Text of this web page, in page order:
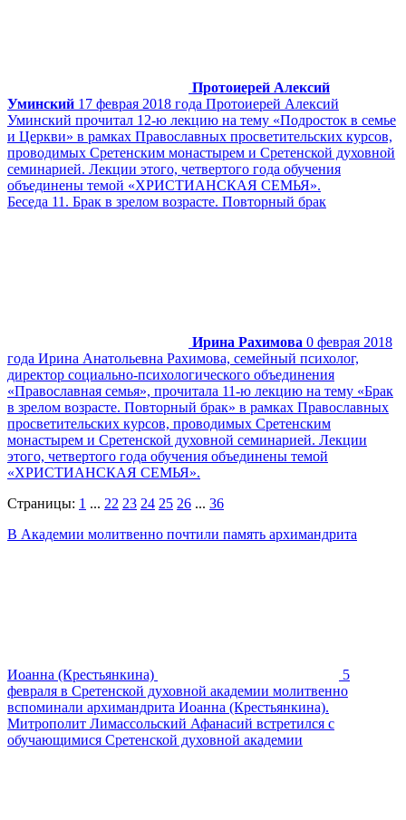
Протоиерей Алексий
Уминский 17 феврая 2018 года Протоиерей Алексий
Уминский прочитал 12-ю лекцию на тему «Подросток в семье
и Церкви» в рамках Православных просветительских курсов,
проводимых Сретенским монастырем и Сретенской духовной
семинарией. Лекции этого, четвертого года обучения
объединены темой «ХРИСТИАНСКАЯ СЕМЬЯ».
Беседа 11. Брак в зрелом возрасте. Повторный брак
Ирина Рахимова 0 феврая 2018
года Ирина Анатольевна Рахимова, семейный психолог,
директор социально-психологического объединения
«Православная семья», прочитала 11-ю лекцию на тему «Брак
в зрелом возрасте. Повторный брак» в рамках Православных
просветительских курсов, проводимых Сретенским
монастырем и Сретенской духовной семинарией. Лекции
этого, четвертого года обучения объединены темой
«ХРИСТИАНСКАЯ СЕМЬЯ».
Страницы: 1 ... 22 23 24 25 26 ... 36
В Академии молитвенно почтили память архимандрита
Иоанна (Крестьянкина)
5
февраля в Сретенской духовной академии молитвенно
вспоминали архимандрита Иоанна (Крестьянкина).
Митрополит Лимассольский Афанасий встретился с
обучающимися Сретенской духовной академии